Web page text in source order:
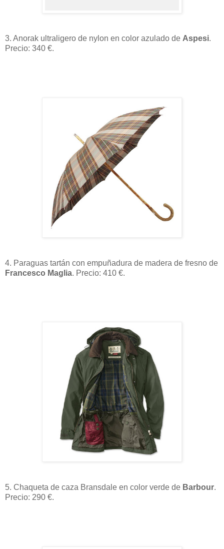
3. Anorak ultraligero de nylon en color azulado de Aspesi.
Precio: 340 €.
4. Paraguas tartán con empuñadura de madera de fresno de
Francesco Maglia. Precio: 410 €.
5. Chaqueta de caza Bransdale en color verde de Barbour.
Precio: 290 €.